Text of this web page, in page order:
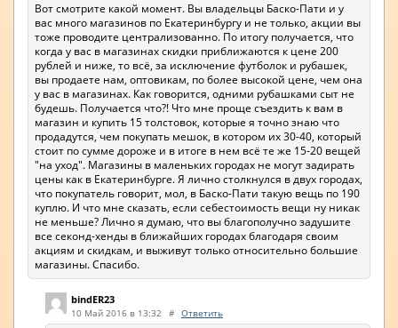
Вот смотрите какой момент. Вы владельцы Баско-Пати и у
вас много магазинов по Екатеринбургу и не только, акции вы
тоже проводите централизованно. По итогу получается, что
когда у вас в магазинах скидки приближаются к цене 200
рублей и ниже, то всё, за исключение футболок и рубашек,
вы продаете нам, оптовикам, по более высокой цене, чем она
у вас в магазинах. Как говорится, одними рубашками сыт не
будешь. Получается что?! Что мне проще съездить к вам в
магазин и купить 15 толстовок, которые я точно знаю что
продадутся, чем покупать мешок, в котором их 30-40, который
стоит по сумме дороже и в итоге в нем всё те же 15-20 вещей
"на уход". Магазины в маленьких городах не могут задирать
цены как в Екатеринбурге. Я лично столкнулся в двух городах,
что покупатель говорит, мол, в Баско-Пати такую вещь по 190
куплю. И что мне сказать, если себестоимость вещи ну никак
не меньше? Лично я думаю, что вы благополучно задушите
все секонд-хенды в ближайших городах благодаря своим
акциям и скидкам, и выживут только относительно большие
магазины. Спасибо.
bindER23
10 Май 2016 в 13:32 # Ответить